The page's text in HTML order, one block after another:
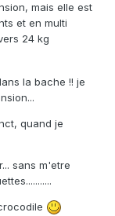
mais elle est
et en multi
24 kg
la bache !! je
quand je
sans m'etre